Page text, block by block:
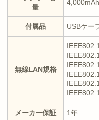
量
4,000mAh
付属品 USBケー
無線LAN規格
メーカー保証 1年